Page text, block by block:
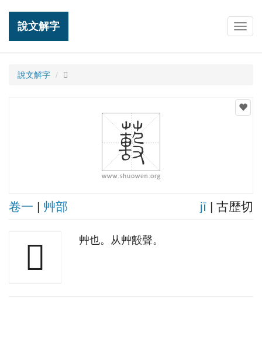
說文解字
說文解字 𦿓
卷一 | 艸部 jī | 古歴切
𦿓 艸也。从艸毄聲。